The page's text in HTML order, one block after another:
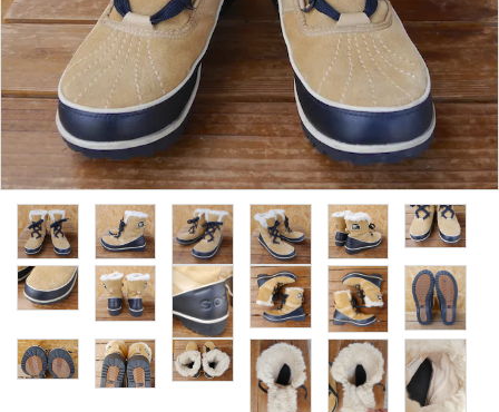
買取案内
レンタル・修理
店舗情報
POLICY
INFORMATION
ACCOUNT MENU
ようこそ ゲスト 様